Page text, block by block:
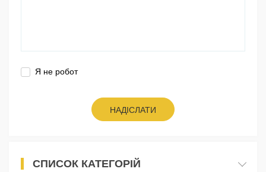
Я не робот
НАДІСЛАТИ
СПИСОК КАТЕГОРІЙ